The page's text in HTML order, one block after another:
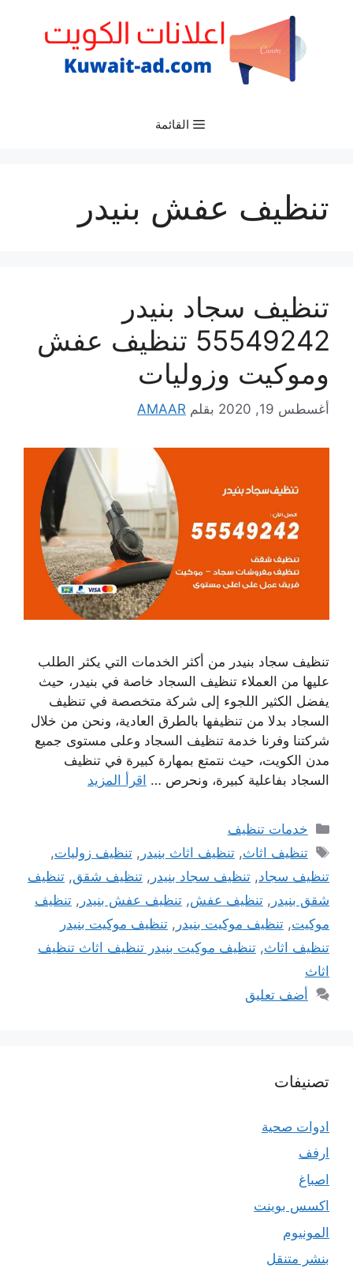
القائمة
تنظيف عفش بنيدر
تنظيف سجاد بنيدر
55549242 تنظيف عفش
وموكيت وزوليات
أغسطس 19, 2020 بقلم AMAAR
تنظيف سجاد بنيدر من أكثر الخدمات التي يكثر الطلب
عليها من العملاء تنظيف السجاد خاصة في بنيدر، حيث
يفضل الكثير اللجوء إلى شركة متخصصة في تنظيف
السجاد بدلا من تنظيفها بالطرق العادية، ونحن من خلال
شركتنا وفرنا خدمة تنظيف السجاد وعلى مستوى جميع
مدن الكويت، حيث نتمتع بمهارة كبيرة في تنظيف
السجاد بفاعلية كبيرة، ونحرص … اقرأ المزيد
التصنيفات
خدمات تنظيف
الوسوم
تنظيف اثاث,تنظيف اثاث بنيدر ,تنظيف زوليات,
تنظيف سجاد, تنظيف سجاد بنيدر , تنظيف شقق, تنظيف
شقق بنيدر , تنظيف عفش, تنظيف عفش بنيدر , تنظيف
موكيت, تنظيف موكيت بنيدر , تنظيف موكيت بنيدر
تنظيف اثاث, تنظيف موكيت بنيدر تنظيف اثاث تنظيف
اثاث
أضف تعليق
تصنيفات
ادوات صحية
ارفف
اصباغ
اكسس بوينت
المونيوم
بنشر متنقل